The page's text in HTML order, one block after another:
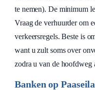
te nemen). De minimum
Vraag de verhuurder om
verkeersregels. Beste is
want u zult soms over
zodra u van de hoofdweg
Banken op